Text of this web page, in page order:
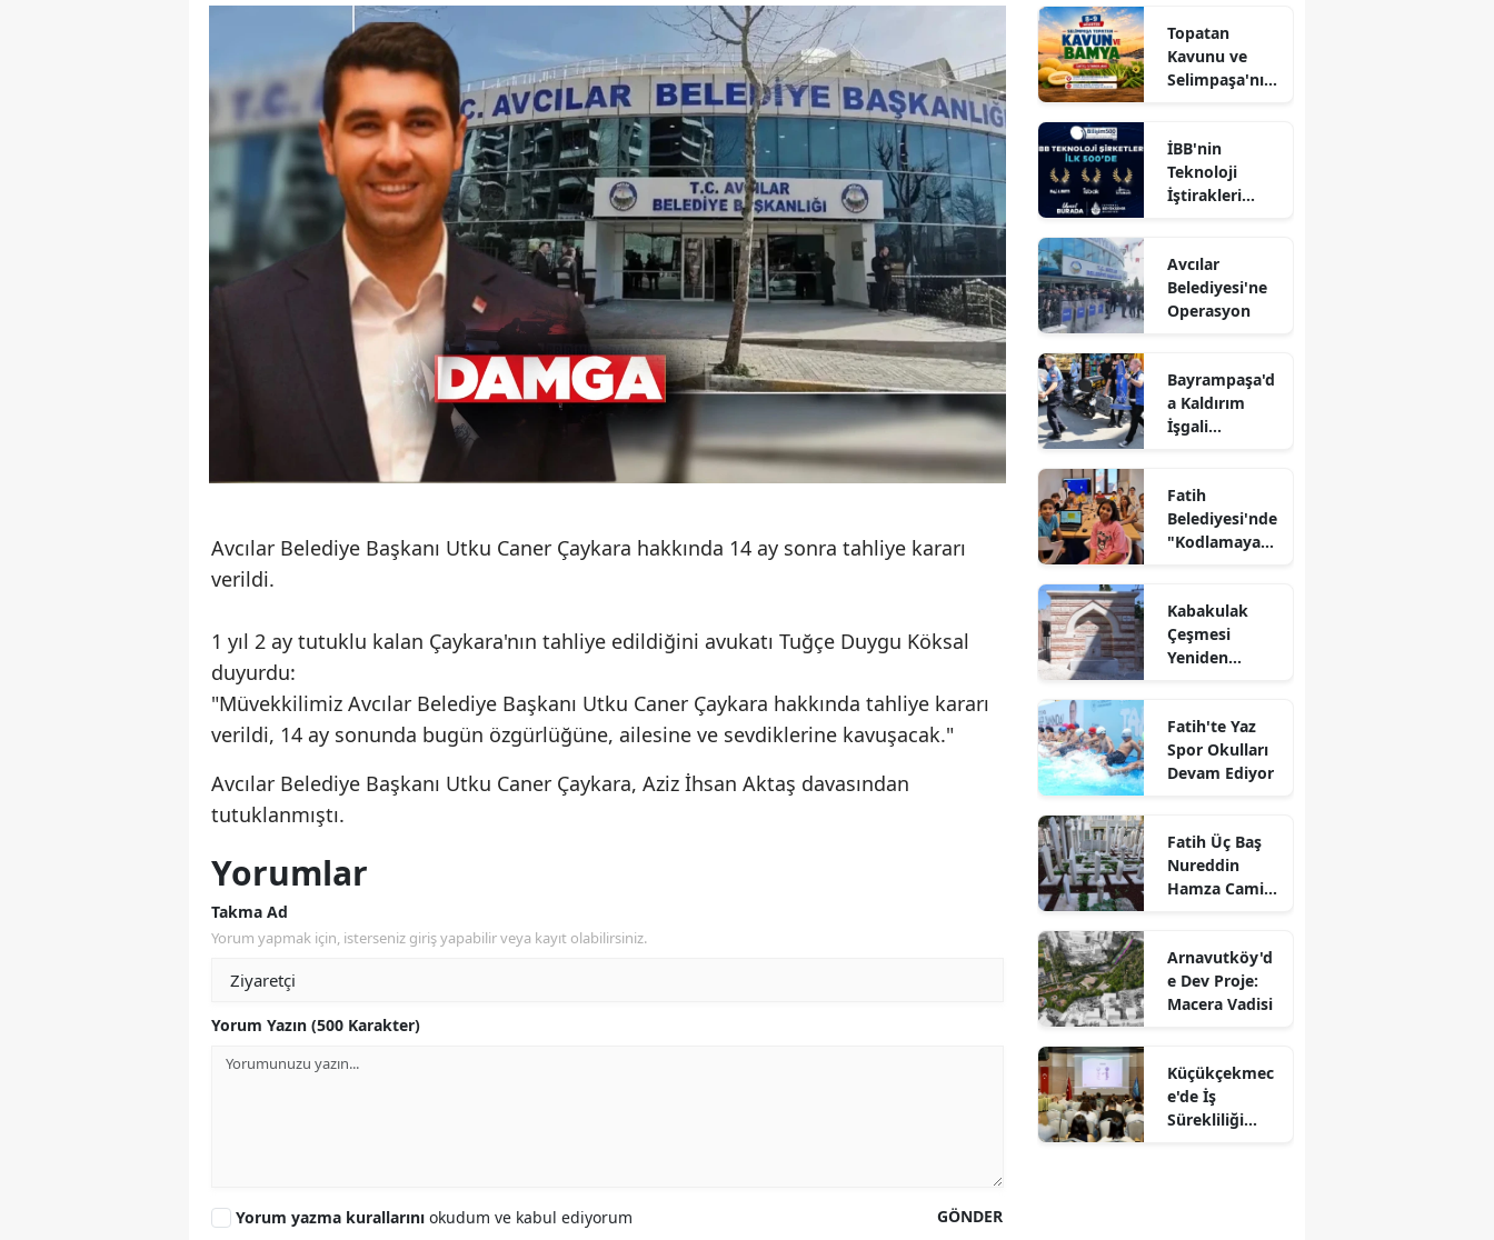
Avcılar Belediye Başkanı Utku Caner Çaykara hakkında 14 ay sonra tahliye kararı
verildi.
1 yıl 2 ay tutuklu kalan Çaykara'nın tahliye edildiğini avukatı Tuğçe Duygu Köksal
duyurdu:
"Müvekkilimiz Avcılar Belediye Başkanı Utku Caner Çaykara hakkında tahliye kararı
verildi, 14 ay sonunda bugün özgürlüğüne, ailesine ve sevdiklerine kavuşacak."
Avcılar Belediye Başkanı Utku Caner Çaykara, Aziz İhsan Aktaş davasından
tutuklanmıştı.
Yorumlar
Takma Ad
Yorum yapmak için, isterseniz giriş yapabilir veya kayıt olabilirsiniz.
Yorum Yazın (500 Karakter)
GÖNDER
Yorum yazma kurallarını okudum ve kabul ediyorum
Topatan
Kavunu ve
Selimpaşa'nın
Vatandaşlarla
Buluşuyor
İBB'nin
Teknoloji
İştirakleri
Avcılar
Belediyesi'ne
Operasyon
Bayrampaşa'd
a Kaldırım
İşgali
Fatih
Belediyesi'nde
"Kodlamaya
Kabakulak
Çeşmesi
Yeniden
Fatih'te Yaz
Spor Okulları
Devam Ediyor
Fatih Üç Baş
Nureddin
Hamza Camii
Arnavutköy'd
e Dev Proje:
Macera Vadisi
Küçükçekmec
e'de İş
Sürekliliği